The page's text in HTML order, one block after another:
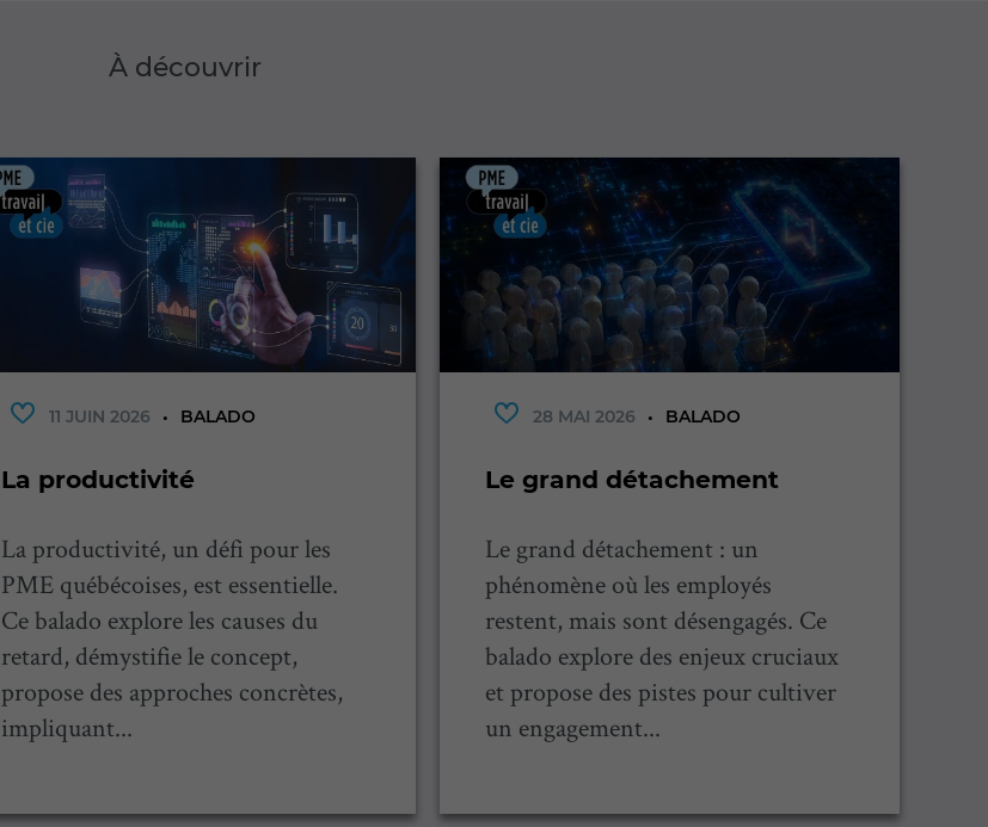
À découvrir
11 JUIN 2026 BALADO
La productivité
La productivité, un défi pour les
PME québécoises, est essentielle.
Ce balado explore les causes du
retard, démystifie le concept,
propose des approches concrètes,
impliquant...
28 MAI 2026 BALADO
Le grand détachement
Le grand détachement : un
phénomène où les employés
restent, mais sont désengagés. Ce
balado explore des enjeux cruciaux
et propose des pistes pour cultiver
un engagement...